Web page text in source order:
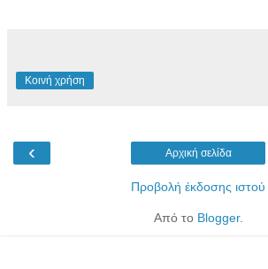
Κοινή χρήση
‹ Αρχική σελίδα
Προβολή έκδοσης ιστού
Από το Blogger.